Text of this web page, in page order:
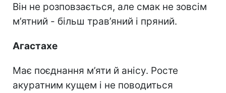
Він не розповзається, але смак не зовсім
м’ятний - більш трав’яний і пряний.
Агастахе
Має поєднання м’яти й анісу. Росте
акуратним кущем і не поводиться